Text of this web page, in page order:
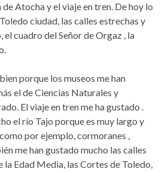
Atocha y el viaje en tren. De hoy lo
ciudad, las calles estrechas y
cuadro del Señor de Orgaz , la
porque los museos me han
el de Ciencias Naturales y
El viaje en tren me ha gustado .
el río Tajo porque es muy largo y
por ejemplo, cormoranes ,
me han gustado mucho las calles
la Edad Media, las Cortes de Toledo,